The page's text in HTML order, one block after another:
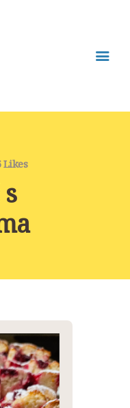
Likes
OD
FREE“ U
oboljelih od celijakije,